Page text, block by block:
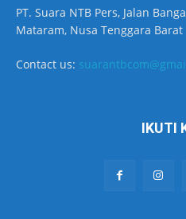
PT. Suara NTB Pers, Jalan
Mataram, Nusa Tenggara Barat
Contact us:
IKUTI